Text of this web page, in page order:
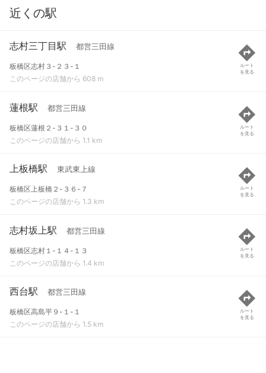
近くの駅
志村三丁目駅 都営三田線
板橋区志村３-２３-１
このページの店舗から 608 m
ルート
を見る
蓮根駅 都営三田線
板橋区蓮根２-３１-３０
このページの店舗から 1.1 km
ルート
を見る
上板橋駅 東武東上線
板橋区上板橋２-３６-７
このページの店舗から 1.3 km
ルート
を見る
志村坂上駅 都営三田線
板橋区志村１-１４-１３
このページの店舗から 1.4 km
ルート
を見る
西台駅 都営三田線
板橋区高島平９-１-１
このページの店舗から 1.5 km
ルート
を見る